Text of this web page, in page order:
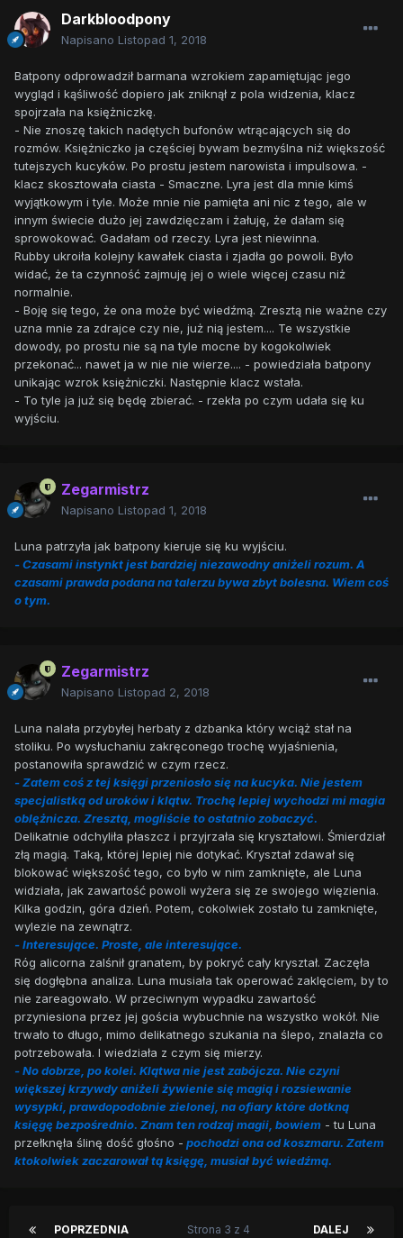
Darkbloodpony
Napisano Listopad 1, 2018
Batpony odprowadził barmana wzrokiem zapamiętując jego
wygląd i kąśliwość dopiero jak zniknął z pola widzenia, klacz
spojrzała na księżniczkę.
- Nie znoszę takich nadętych bufonów wtrącających się do
rozmów. Księżniczko ja częściej bywam bezmyślna niż większość
tutejszych kucyków. Po prostu jestem narowista i impulsowa. -
klacz skosztowała ciasta - Smaczne. Lyra jest dla mnie kimś
wyjątkowym i tyle. Może mnie nie pamięta ani nic z tego, ale w
innym świecie dużo jej zawdzięczam i żałuję, że dałam się
sprowokować. Gadałam od rzeczy. Lyra jest niewinna.
Rubby ukroiła kolejny kawałek ciasta i zjadła go powoli. Było
widać, że ta czynność zajmuję jej o wiele więcej czasu niż
normalnie.
- Boję się tego, że ona może być wiedźmą. Zresztą nie ważne czy
uzna mnie za zdrajce czy nie, już nią jestem.... Te wszystkie
dowody, po prostu nie są na tyle mocne by kogokolwiek
przekonać... nawet ja w nie nie wierze.... - powiedziała batpony
unikając wzrok księżniczki. Następnie klacz wstała.
- To tyle ja już się będę zbierać. - rzekła po czym udała się ku
wyjściu.
Zegarmistrz
Napisano Listopad 1, 2018
Luna patrzyła jak batpony kieruje się ku wyjściu.
- Czasami instynkt jest bardziej niezawodny aniżeli rozum. A
czasami prawda podana na talerzu bywa zbyt bolesna. Wiem coś
o tym.
Zegarmistrz
Napisano Listopad 2, 2018
Luna nalała przybyłej herbaty z dzbanka który wciąż stał na
stoliku. Po wysłuchaniu zakręconego trochę wyjaśnienia,
postanowiła sprawdzić w czym rzecz.
- Zatem coś z tej księgi przeniosło się na kucyka. Nie jestem
specjalistką od uroków i klątw. Trochę lepiej wychodzi mi magia
oblężnicza. Zresztą, mogliście to ostatnio zobaczyć.
Delikatnie odchyliła płaszcz i przyjrzała się kryształowi. Śmierdział
złą magią. Taką, której lepiej nie dotykać. Kryształ zdawał się
blokować większość tego, co było w nim zamknięte, ale Luna
widziała, jak zawartość powoli wyżera się ze swojego więzienia.
Kilka godzin, góra dzień. Potem, cokolwiek zostało tu zamknięte,
wylezie na zewnątrz.
- Interesujące. Proste, ale interesujące.
Róg alicorna zalśnił granatem, by pokryć cały kryształ. Zaczęła
się dogłębna analiza. Luna musiała tak operować zaklęciem, by to
nie zareagowało. W przeciwnym wypadku zawartość
przyniesiona przez jej gościa wybuchnie na wszystko wokół. Nie
trwało to długo, mimo delikatnego szukania na ślepo, znalazła co
potrzebowała. I wiedziała z czym się mierzy.
- No dobrze, po kolei. Klątwa nie jest zabójcza. Nie czyni
większej krzywdy aniżeli żywienie się magią i rozsiewanie
wysypki, prawdopodobnie zielonej, na ofiary które dotkną
księgę bezpośrednio. Znam ten rodzaj magii, bowiem -tu Luna
przełknęła ślinę dość głośno - pochodzi ona od koszmaru. Zatem
ktokolwiek zaczarował tą księgę, musiał być wiedźmą.
POPRZEDNIA DALEJ
Strona 3 z 4